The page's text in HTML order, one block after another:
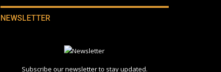
NEWSLETTER
Subscribe our newsletter to stay updated.